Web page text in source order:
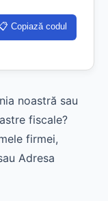
Copiază codul
noastră sau
fiscale?
firmei,
Adresa